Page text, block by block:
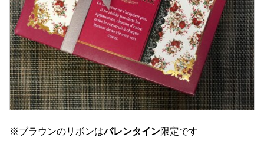
※ブラウンのリボンはバレンタイン限定です